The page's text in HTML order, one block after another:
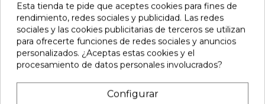
Marca: Xray Ref: 360019
681,50 €
Añadir
Esta tienda te pide que aceptes cookies para fines de
rendimiento, redes sociales y publicidad. Las redes
sociales y las cookies publicitarias de terceros se utilizan
para ofrecerte funciones de redes sociales y anuncios
personalizados. ¿Aceptas estas cookies y el
procesamiento de datos personales involucrados?
Configurar